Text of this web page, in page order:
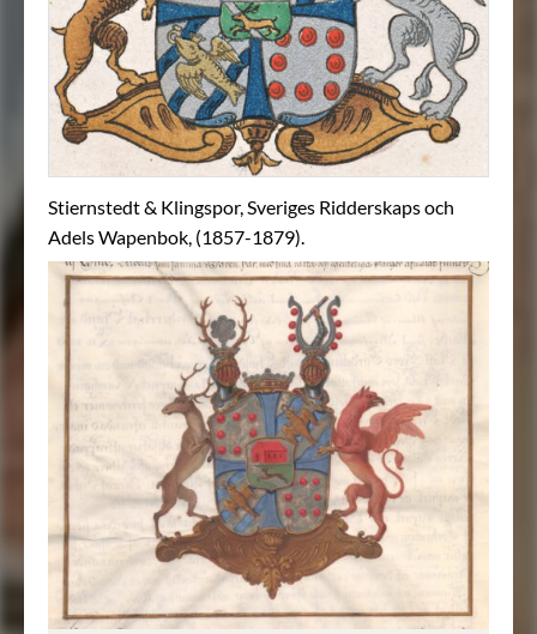
Stiernstedt & Klingspor, Sveriges Ridderskaps och
Adels Wapenbok, (1857-1879).